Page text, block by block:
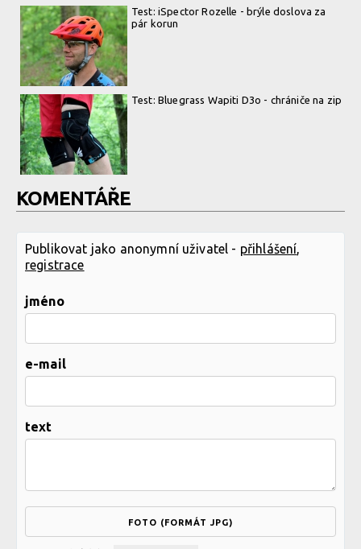
Test: iSpector Rozelle - brýle doslova za
pár korun
Test: Bluegrass Wapiti D3o - chrániče na zip
KOMENTÁŘE
Publikovat jako anonymní uživatel - přihlášení
registrace
jméno
e-mail
text
FOTO (FORMÁT JPG)